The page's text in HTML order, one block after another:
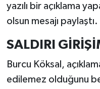
yazılı bir açıklama
olsun mesajı paylaştı.
SALDIRI
Burcu Köksal,
edilemez olduğunu